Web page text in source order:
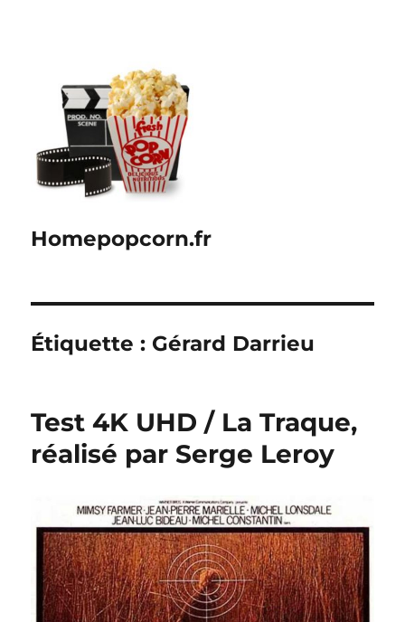
Homepopcorn.fr
Étiquette : Gérard Darrieu
Test 4K UHD / La Traque,
réalisé par Serge Leroy